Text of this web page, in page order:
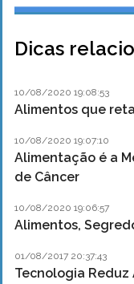
Dicas
10/08/2020 19:08:53
Alimentos que
10/08/2020 19:07:10
Alimentação é a
de Câncer
10/08/2020 19:06:57
Alimentos,
01/08/2017 20:37:43
Tecnologia